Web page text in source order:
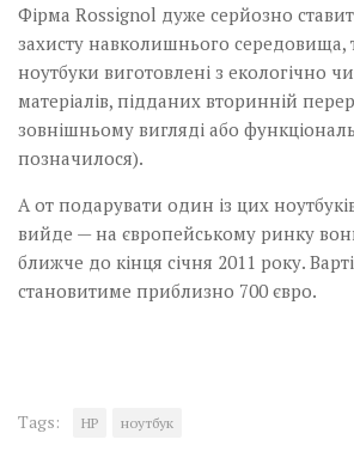
Фірма Rossignol дуже серйозно
захисту навколишнього середовища,
ноутбуки виготовлені з екологічно
матеріалів, підданих вторинній
зовнішньому вигляді або
позначилося).
А от подарувати один із цих
вийде — на європейському ринку вони
ближче до кінця січня 2011 року.
становитиме приблизно 700 євро.
Tags: HP ноутбук